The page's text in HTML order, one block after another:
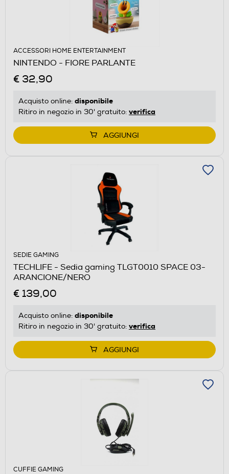
ACCESSORI HOME ENTERTAINMENT
NINTENDO - FIORE PARLANTE
€ 32,90
Acquisto online: disponibile
Ritiro in negozio in 30' gratuito: verifica
AGGIUNGI
SEDIE GAMING
TECHLIFE - Sedia gaming TLGT0010 SPACE 03-
ARANCIONE/NERO
€ 139,00
Acquisto online: disponibile
Ritiro in negozio in 30' gratuito: verifica
AGGIUNGI
CUFFIE GAMING